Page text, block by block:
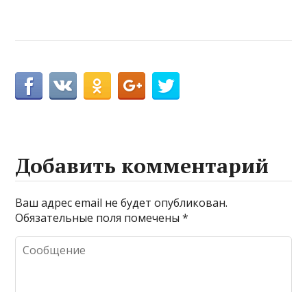
Добавить комментарий
Ваш адрес email не будет опубликован.
Обязательные поля помечены*